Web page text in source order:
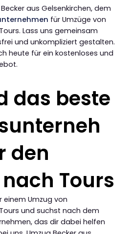
aus Gelsenkirchen, dem
für Umzüge von
Lass uns gemeinsam
und unkompliziert gestalten.
heute für ein kostenloses und
das beste
den
Tours
einem Umzug von
und suchst nach dem
das dir dabei helfen